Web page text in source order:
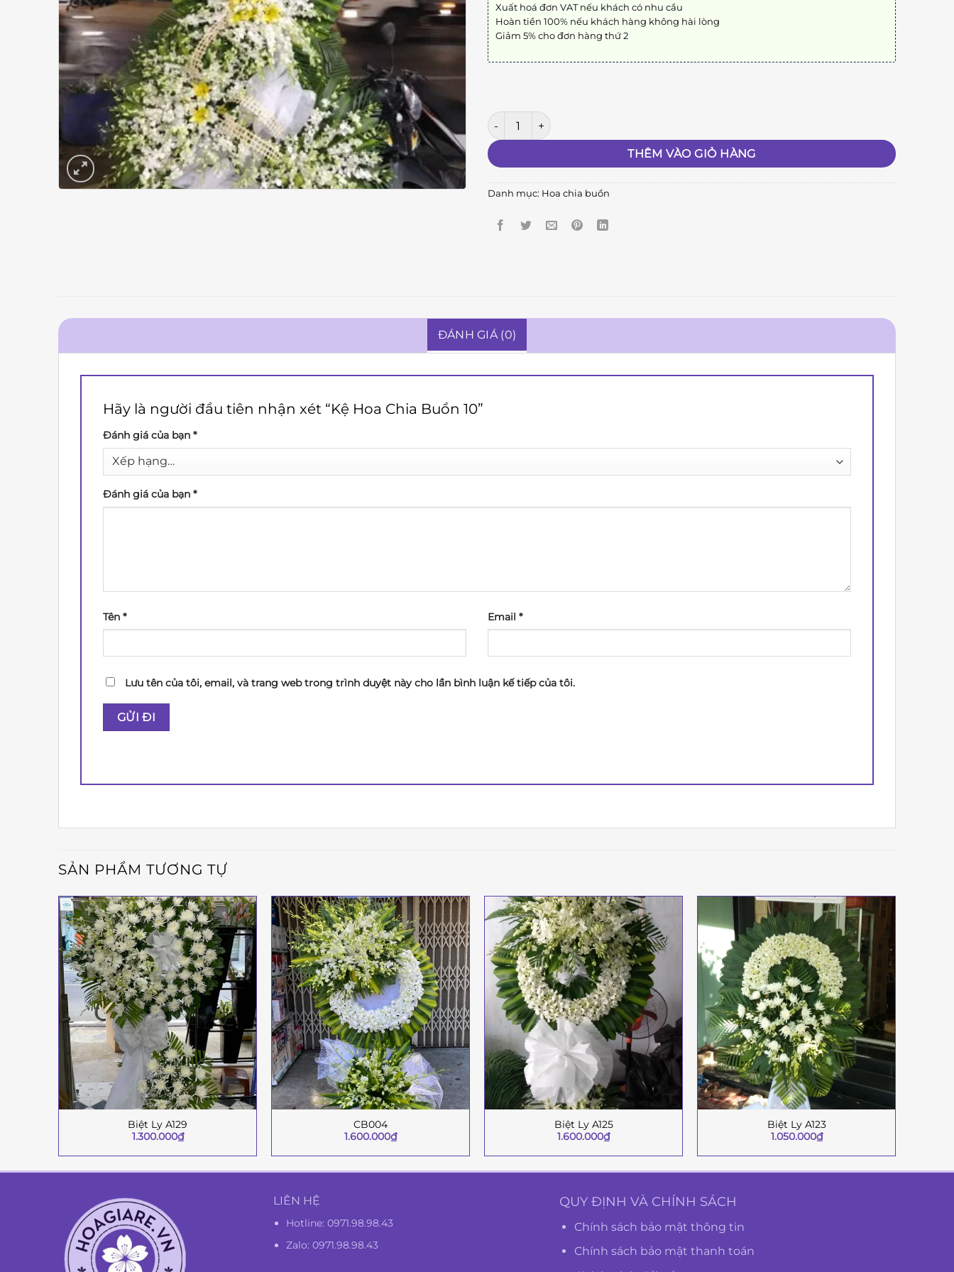
Xuất hoá đơn VAT nếu khách có nhu cầu
Hoàn tiền 100% nếu khách hàng không hài lòng
Giảm 5% cho đơn hàng thứ 2
Kệ Hoa Chia Buồn 10 số lượng
THÊM VÀO GIỎ HÀNG
Danh mục: Hoa chia buồn
ĐÁNH GIÁ (0)
Hãy là người đầu tiên nhận xét “Kệ Hoa Chia Buồn 10”
Đánh giá của bạn *
Đánh giá của bạn *
Tên * Email *
Lưu tên của tôi, email, và trang web trong trình duyệt này cho lần bình luận kế tiếp của tôi.
SẢN PHẨM TƯƠNG TỰ
Biệt Ly A129
1.300.000₫
CB004
1.600.000₫
Biệt Ly A125
1.600.000₫
Biệt Ly A123
1.050.000₫
LIÊN HỆ
Hotline:0971.98.98.43
Zalo: 0971.98.98.43
QUY ĐỊNH VÀ CHÍNH SÁCH
Chính sách bảo mật thông tin
Chính sách bảo mật thanh toán